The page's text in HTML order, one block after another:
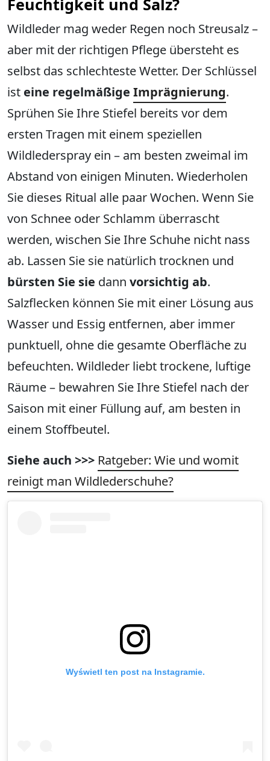
Feuchtigkeit und Salz?
Wildleder mag weder Regen noch Streusalz –
aber mit der richtigen Pflege übersteht es
selbst das schlechteste Wetter. Der Schlüssel
ist eine regelmäßige Imprägnierung.
Sprühen Sie Ihre Stiefel bereits vor dem
ersten Tragen mit einem speziellen
Wildlederspray ein – am besten zweimal im
Abstand von einigen Minuten. Wiederholen
Sie dieses Ritual alle paar Wochen. Wenn Sie
von Schnee oder Schlamm überrascht
werden, wischen Sie Ihre Schuhe nicht nass
ab. Lassen Sie sie natürlich trocknen und
bürsten Sie sie dann vorsichtig ab.
Salzflecken können Sie mit einer Lösung aus
Wasser und Essig entfernen, aber immer
punktuell, ohne die gesamte Oberfläche zu
befeuchten. Wildleder liebt trockene, luftige
Räume – bewahren Sie Ihre Stiefel nach der
Saison mit einer Füllung auf, am besten in
einem Stoffbeutel.
Siehe auch >>> Ratgeber: Wie und womit
reinigt man Wildlederschuhe?
Wyświetl ten post na Instagramie.